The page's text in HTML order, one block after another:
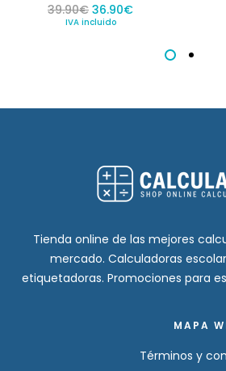
39.90€ El precio original era:
36.90€El precio
IVA incluido
Tienda online de las mejores
mercado. Calculadoras
etiquetadoras. Promociones para
MAPA
Términos y